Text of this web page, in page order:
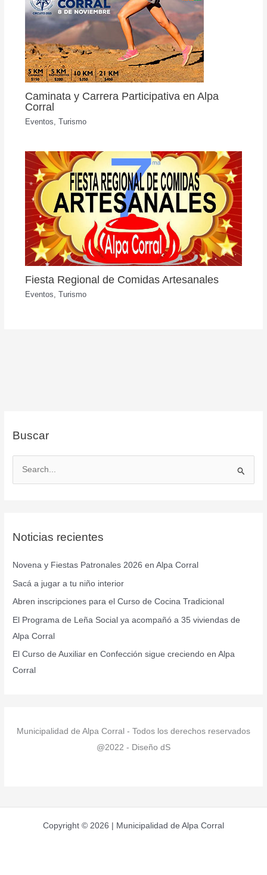
Caminata y Carrera Participativa en Alpa
Corral
Eventos, Turismo
Fiesta Regional de Comidas Artesanales
Eventos Turismo
Buscar
a
p
o
r
:
Noticias recientes
Novena y Fiestas Patronales 2026 en Alpa Corral
Sacá a jugar a tu niño interior
Abren inscripciones para el Curso de Cocina Tradicional
El Programa de Leña Social ya acompañó a 35 viviendas de
Alpa Corral
El Curso de Auxiliar en Confección sigue creciendo en Alpa
Corral
Municipalidad de Alpa Corral - Todos los derechos reservados
@2022 - Diseño dS
Copyright © 2026 | Municipalidad de Alpa Corral